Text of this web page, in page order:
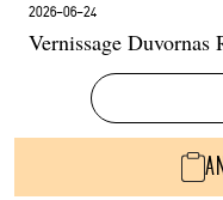
2026-06-24
Vernissage Duvornas